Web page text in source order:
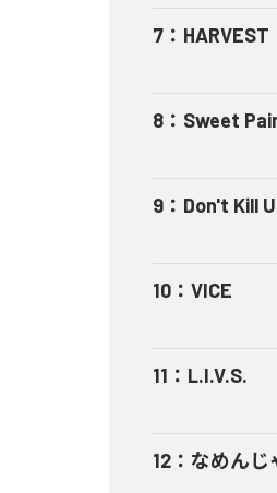
7 ： HARVEST
8 ： Sweet
9 ： Don't Kill
10 ： VICE
11 ： L.I.V.S.
12 ： なめんじ